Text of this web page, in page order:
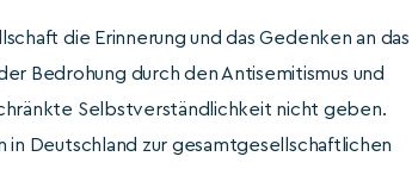
die Erinnerung und das Gedenken an das
Bedrohung durch den Antisemitismus und
Selbstverständlichkeit nicht geben.
in Deutschland zur gesamtgesellschaftlichen